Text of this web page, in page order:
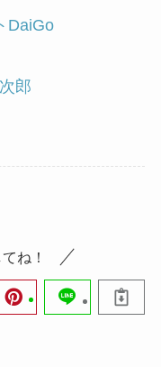
DaiGo
郎
ね！